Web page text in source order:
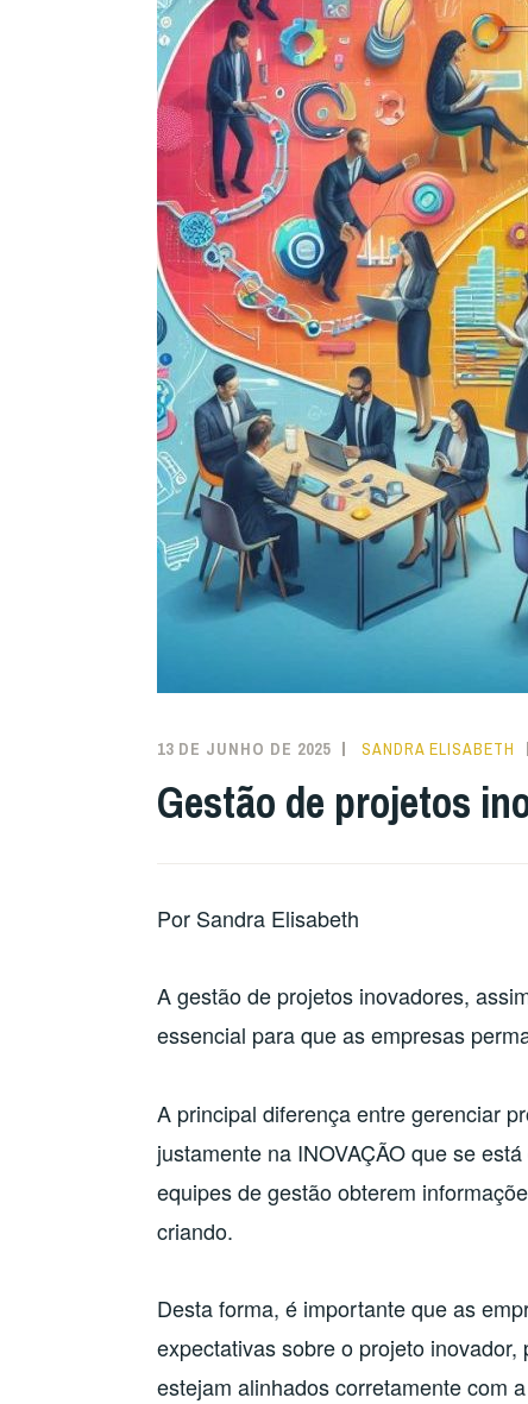
13 DE JUNHO DE 2025 SANDRA ELISABETH
Gestão de projetos
Por Sandra Elisabeth
A gestão de projetos inovadores,
essencial para que as empresas
A principal diferença entre gerenciar
justamente na INOVAÇÃO que se
equipes de gestão obterem
criando.
Desta forma, é importante que as
expectativas sobre o projeto
estejam alinhados corretamente com